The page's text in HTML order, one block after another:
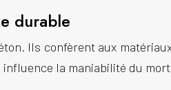
durable
Ils confèrent aux
la maniabilité du